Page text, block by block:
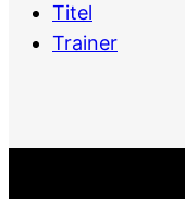
Titel
Trainer